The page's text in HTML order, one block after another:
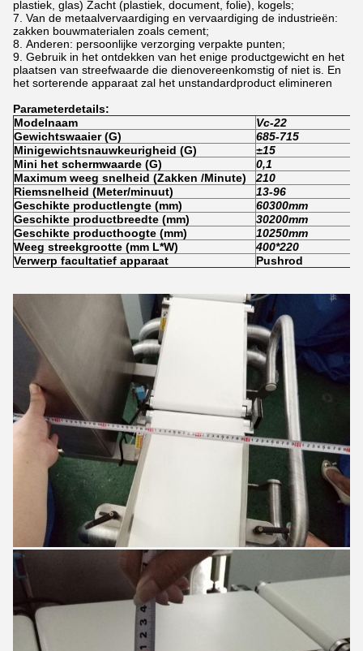
plastiek, glas) Zacht (plastiek, document, folie), kogels;
Van de metaalvervaardiging en vervaardiging de industrieën:
zakken bouwmaterialen zoals cement;
Anderen: persoonlijke verzorging verpakte punten;
Gebruik in het ontdekken van het enige productgewicht en het
plaatsen van streefwaarde die dienovereenkomstig of niet is. En
het sorterende apparaat zal het unstandardproduct elimineren
Parameterdetails:
Modelnaam
Vc-22
Gewichtswaaier (G)
685-715
Minigewichtsnauwkeurigheid (G)
±15
Mini het schermwaarde (G)
0,1
Maximum weeg snelheid (Zakken /Minute)
210
Riemsnelheid (Meter/minuut)
13-96
Geschikte productlengte (mm)
60300mm
Geschikte productbreedte (mm)
30200mm
Geschikte producthoogte (mm)
10250mm
Weeg streekgrootte (mm L*W)
400*220
Verwerp facultatief apparaat
Pushrod